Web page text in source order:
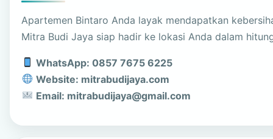
Apartemen Bintaro Anda layak mendapatkan
Mitra Budi Jaya siap hadir ke lokasi Anda dalam
WhatsApp: 0857 7675 6225
Website: mitrabudijaya.com
Email: mitrabudijaya@gmail.com